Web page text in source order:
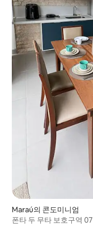
Maraú의 콘도미니엄
폰타 두 무타 보호구역 07